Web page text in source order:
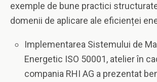
exemple de bune practici
domenii de aplicare ale eficienței
Implementarea Sistemului de
Energetic ISO 50001, atelier în
compania RHI AG a prezentat